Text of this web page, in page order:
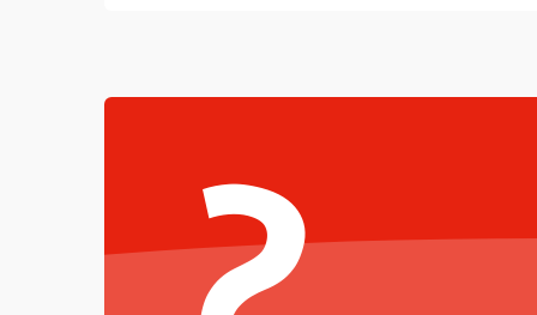
Температурные проблемы
Сбои коммуникаций и интерфейсов